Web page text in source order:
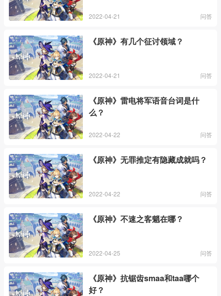
2022-04-21 问答
《原神》有几个征讨领域？
2022-04-21 问答
《原神》雷电将军语音台词是什
么？
2022-04-22 问答
《原神》无罪推定有隐藏成就吗？
2022-04-22 问答
《原神》不速之客魈在哪？
2022-04-25 问答
《原神》抗锯齿smaa和taa哪个
好？